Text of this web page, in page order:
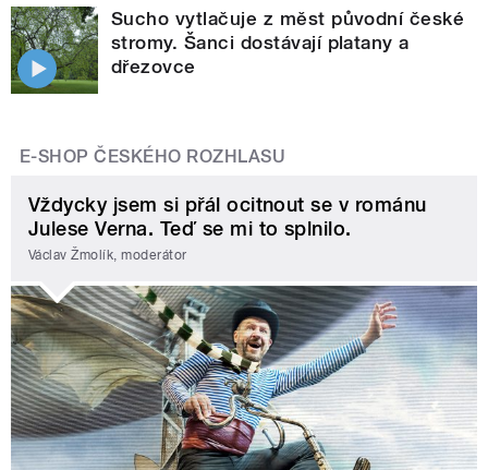
Sucho vytlačuje z měst původní české
stromy. Šanci dostávají platany a
dřezovce
E-SHOP ČESKÉHO ROZHLASU
Vždycky jsem si přál ocitnout se v románu
Julese Verna. Teď se mi to splnilo.
Václav Žmolík, moderátor